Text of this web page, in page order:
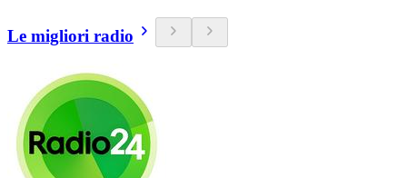
Le migliori radio